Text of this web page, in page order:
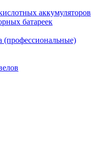
аккумуляторов
батареек
(профессиональные)